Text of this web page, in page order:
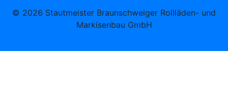
© 2026 Stautmeister Braunschweiger Rollläden- und
Markisenbau GmbH